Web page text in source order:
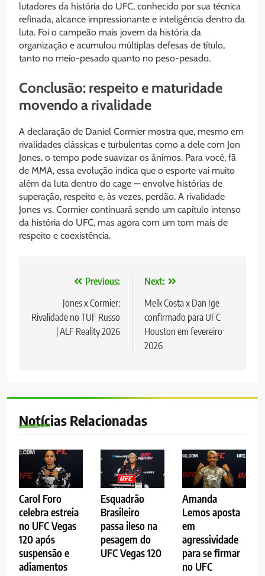
lutadores da história do UFC, conhecido por sua técnica
refinada, alcance impressionante e inteligência dentro da
luta. Foi o campeão mais jovem da história da
organização e acumulou múltiplas defesas de título,
tanto no meio-pesado quanto no peso-pesado.
Conclusão: respeito e maturidade
movendo a rivalidade
A declaração de Daniel Cormier mostra que, mesmo em
rivalidades clássicas e turbulentas como a dele com Jon
Jones, o tempo pode suavizar os ânimos. Para você, fã
de MMA, essa evolução indica que o esporte vai muito
além da luta dentro do cage — envolve histórias de
superação, respeito e, às vezes, perdão. A rivalidade
Jones vs. Cormier continuará sendo um capítulo intenso
da história do UFC, mas agora com um tom mais de
respeito e coexistência.
Navegação
Post
Previous:
Jones x Cormier:
Rivalidade no TUF Russo
| ALF Reality 2026
Next:
Melk Costa x Dan Ige
confirmado para UFC
Houston em fevereiro
2026
Notícias Relacionadas
Carol Foro
celebra estreia
no UFC Vegas
120 após
suspensão e
adiamentos
Esquadrão
Brasileiro
passa ileso na
pesagem do
UFC Vegas 120
Amanda
Lemos aposta
em
agressividade
para se firmar
no UFC